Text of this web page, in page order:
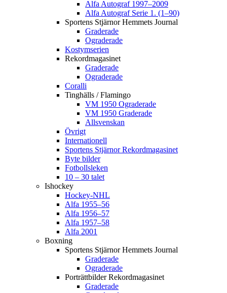
Alfa Autograf 1997–2009
Alfa Autograf Serie 1. (1–90)
Sportens Stjärnor Hemmets Journal
Graderade
Ograderade
Kostymserien
Rekordmagasinet
Graderade
Ograderade
Coralli
Tinghälls / Flamingo
VM 1950 Ograderade
VM 1950 Graderade
Allsvenskan
Övrigt
Internationell
Sportens Stjärnor Rekordmagasinet
Byte bilder
Fotbollsleken
10 – 30 talet
Ishockey
Hockey-NHL
Alfa 1955–56
Alfa 1956–57
Alfa 1957–58
Alfa 2001
Boxning
Sportens Stjärnor Hemmets Journal
Graderade
Ograderade
Porträttbilder Rekordmagasinet
Graderade